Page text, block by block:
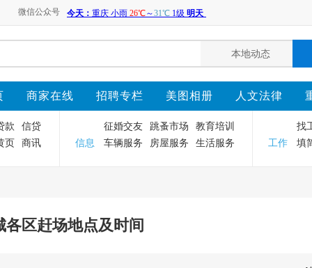
微信公众号
商家在线 招聘专栏 美图相册 人文法律
款
信贷
页
商讯 信息
征婚交友 跳蚤市场
教育培训
车辆服务
房屋服务 生活服务 工作
找
填
各区赶场地点及时间